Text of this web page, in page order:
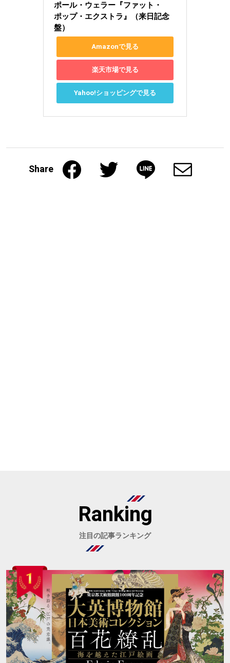
ポール・ウェラー『ファット・
ポップ・エクストラ』（来日記念
盤）
Amazonで見る
楽天市場で見る
Yahoo!ショッピングで見る
Share
Ranking
注目の記事ランキング